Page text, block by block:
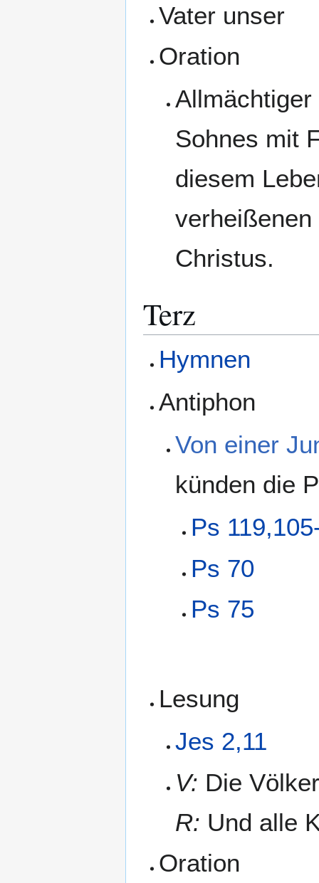
Vater unser
Oration
Sohnes mit
diesem
Christus.
Terz
Hymnen
Antiphon
Von einer
künden die
Ps
Ps 70
Ps 75
Lesung
Jes 2,11
V: Die
R: Und alle
Oration